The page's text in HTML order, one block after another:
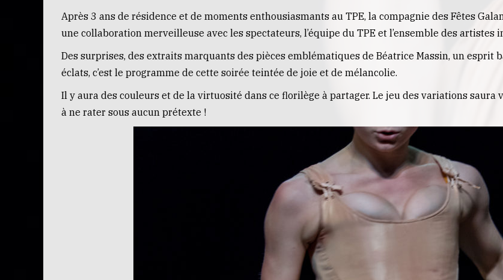
Après 3 ans de résidence et de moments enthousiasmants au TPE, la compagnie des Fêtes
une collaboration merveilleuse avec les spectateurs, l’équipe du TPE et l’ensemble des artistes
Des surprises, des extraits marquants des pièces emblématiques de Béatrice Massin, un esprit
éclats, c’est le programme de cette soirée teintée de joie et de mélancolie.
Il y aura des couleurs et de la virtuosité dans ce florilège à partager. Le jeu des variations
à ne rater sous aucun prétexte !